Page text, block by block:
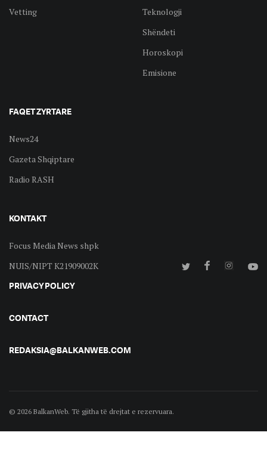
Vetting
Teknologji
Shëndeti
Horoskopi
Emisione
FAQET ZYRTARE
News24
Gazeta Shqiptare
Radio RASH
KONTAKT
Focus Media News shpk
NUIS/NIPT K21909002K
PRIVACY POLICY
CONTACT
REDAKSIA@BALKANWEB.COM
© 2026 BalkanWeb. Të gjitha të drejtat e rezervuara.